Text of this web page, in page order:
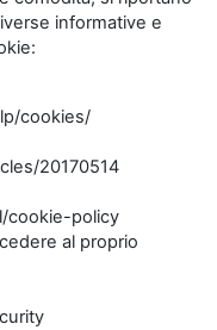
informative e
cookies/
20170514
cookie-policy
al proprio